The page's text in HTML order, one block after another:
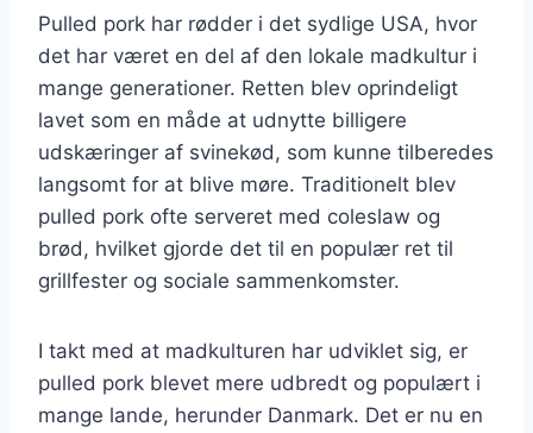
Pulled pork har rødder i det sydlige USA, hvor
det har været en del af den lokale madkultur i
mange generationer. Retten blev oprindeligt
lavet som en måde at udnytte billigere
udskæringer af svinekød, som kunne tilberedes
langsomt for at blive møre. Traditionelt blev
pulled pork ofte serveret med coleslaw og
brød, hvilket gjorde det til en populær ret til
grillfester og sociale sammenkomster.
I takt med at madkulturen har udviklet sig, er
pulled pork blevet mere udbredt og populært i
mange lande, herunder Danmark. Det er nu en